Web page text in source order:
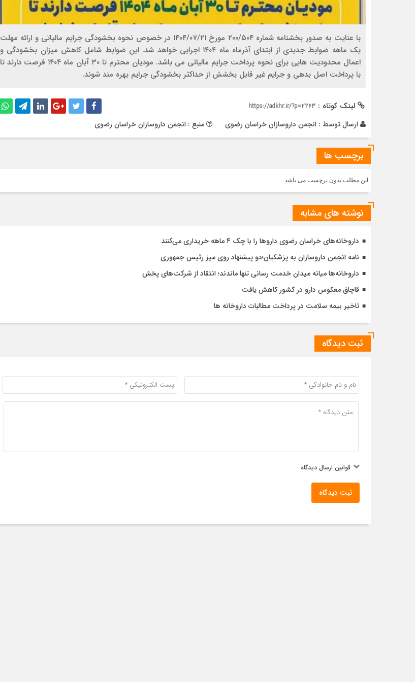
با عنایت به صدور بخشنامه شماره ۲۰۰/۵۰۴ مورخ ۱۴۰۴/۰۷/۲۱ در خصوص نحوه بخشودگی جرایم مالیاتی و ارائه مهلت
یک ماهه ضوابط جدیدی از ابتدای آذرماه ماه ۱۴۰۴ اجرایی خواهد شد. این ضوابط شامل کاهش میزان بخشودگی و
اعمال محدودیت هایی برای نحوه پرداخت جرایم مالیاتی می باشد. مودیان محترم تا ۳۰ آبان ماه ۱۴۰۴ فرصت دارند تا
با پرداخت اصل بدهی و جرایم غیر قابل بخشش از حداکثر بخشودگی جرایم بهره مند شوند.
لینک کوتاه : https://adkhr.ir/?p=2263
ارسال توسط : انجمن داروسازان خراسان رضوی منبع : انجمن داروسازان خراسان رضوی
برچسب ها
این مطلب بدون برچسب می باشد.
نوشته های مشابه
داروخانه‌های خراسان رضوی داروها را با چک ۴ ماهه خریداری می‌کنند
نامه انجمن داروسازان به پزشکیان؛دو پیشنهاد روی میز رئیس جمهوری
داروخانه‌ها میانه میدان خدمت رسانی تنها ماندند؛ انتقاد از شرکت‌های پخش
قاچاق معکوس دارو در کشور کاهش یافت
تاخیر بیمه سلامت در پرداخت مطالبات داروخانه ها
ثبت دیدگاه
قوانین ارسال دیدگاه
ثبت دیدگاه